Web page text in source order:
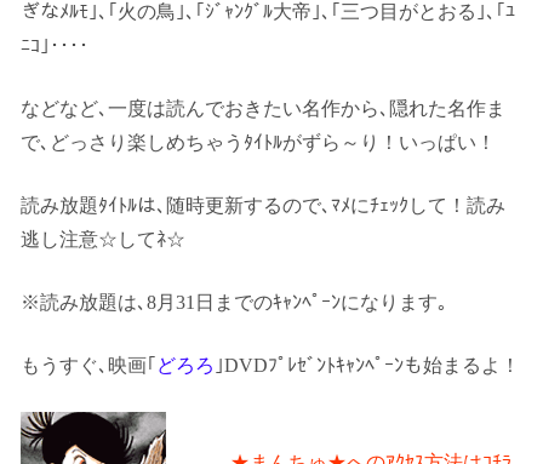
ぎなﾒﾙﾓ｣､｢火の鳥｣､｢ｼﾞｬﾝｸﾞﾙ大帝｣､｢三つ目がとおる｣､｢ﾕ
ﾆｺ｣････
などなど､一度は読んでおきたい名作から､隠れた名作ま
で､どっさり楽しめちゃうﾀｲﾄﾙがずら～り！いっぱい！
読み放題ﾀｲﾄﾙは､随時更新するので､ﾏﾒにﾁｪｯｸして！読み
逃し注意☆してﾈ☆
※読み放題は､8月31日までのｷｬﾝﾍﾟｰﾝになります｡
もうすぐ､映画｢ どろろ ｣DVDﾌﾟﾚｾﾞﾝﾄｷｬﾝﾍﾟｰﾝも始まるよ！